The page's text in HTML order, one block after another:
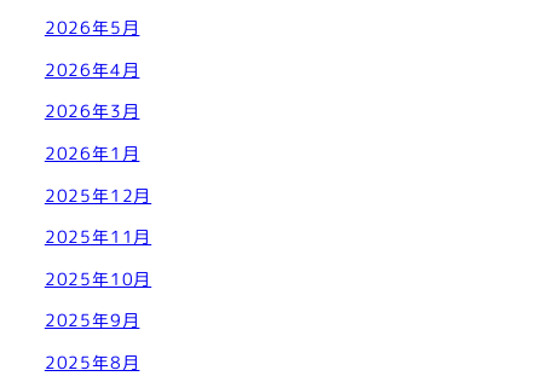
2026年5月
2026年4月
2026年3月
2026年1月
2025年12月
2025年11月
2025年10月
2025年9月
2025年8月